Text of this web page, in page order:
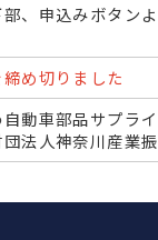
、申込みボタン
め切りました
動車部品サプラ
団法人神奈川産業